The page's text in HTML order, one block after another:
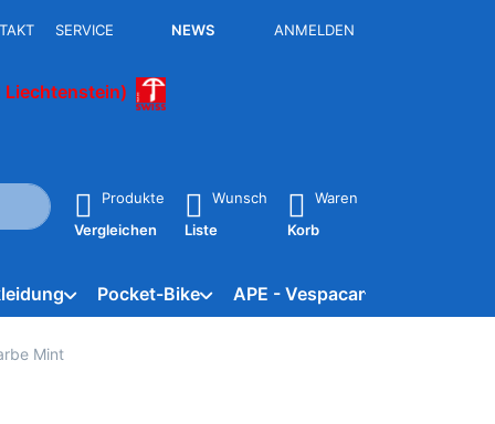
SERVICE NEWS ANMELDEN
erste Ergebnisse. Drücken Sie die Eingabetaste, um alle
Produkte
Vergleichen
Wunsch
Liste
Waren
Korb
Pocket-Bike APE - Vespacar
Mint